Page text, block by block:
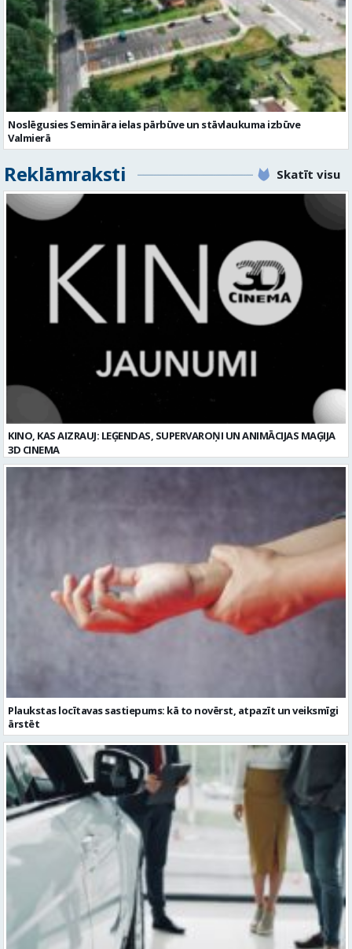
Noslēgusies Semināra ielas pārbūve un stāvlaukuma izbūve
Valmierā
Reklāmraksti Skatīt visu
KINO, KAS AIZRAUJ: LEĢENDAS, SUPERVAROŅI UN ANIMĀCIJAS MAĢIJA
3D CINEMA
Plaukstas locītavas sastiepums: kā to novērst, atpazīt un veiksmīgi
ārstēt